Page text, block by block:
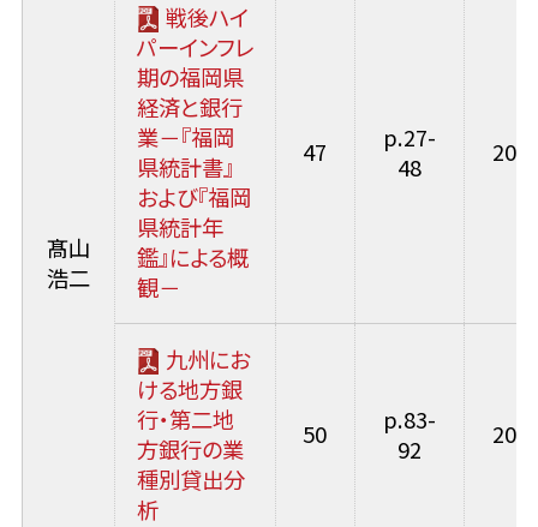
髙山
浩二
戦後ハイ
パーインフレ
期の福岡県
経済と銀行
業－『福岡
県統計書』
および『福岡
県統計年
鑑』による概
観－
47
p.27-
48
九州にお
ける地方銀
行・第二地
方銀行の業
種別貸出分
析
50
p.83-
92